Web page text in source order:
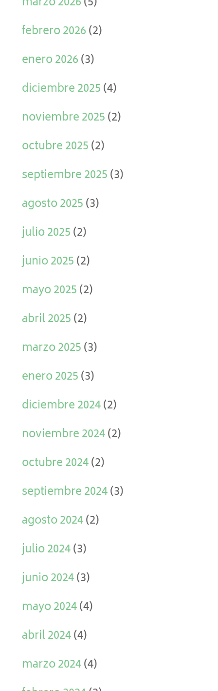
febrero 2026(2)
enero 2026(3)
diciembre 2025(4)
noviembre 2025(2)
octubre 2025(2)
septiembre 2025(3)
agosto 2025(3)
julio 2025(2)
junio 2025(2)
mayo 2025(2)
abril 2025(2)
marzo 2025(3)
enero 2025(3)
diciembre 2024(2)
noviembre 2024(2)
octubre 2024(2)
septiembre 2024(3)
agosto 2024(2)
julio 2024(3)
junio 2024(3)
mayo 2024(4)
abril 2024(4)
marzo 2024(4)